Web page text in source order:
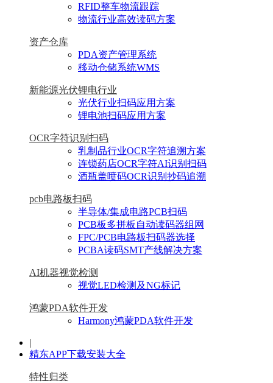
RFID整车物流跟踪
物流行业高效读码方案
资产仓库
PDA资产管理系统
移动仓储系统WMS
新能源光伏锂电行业
光伏行业扫码应用方案
锂电池扫码应用方案
OCR字符识别扫码
乳制品行业OCR字符追溯方案
连锁药店OCR字符AI识别扫码
酒瓶盖喷码OCR识别抄码追溯
pcb电路板扫码
半导体/集成电路PCB扫码
PCB板多拼板自动读码器组网
FPC/PCB电路板扫码器选择
PCBA读码SMT产线解决方案
AI机器视觉检测
视觉LED检测及NG标记
鸿蒙PDA软件开发
Harmony鸿蒙PDA软件开发
|
精东APP下载安装大全
特性归类